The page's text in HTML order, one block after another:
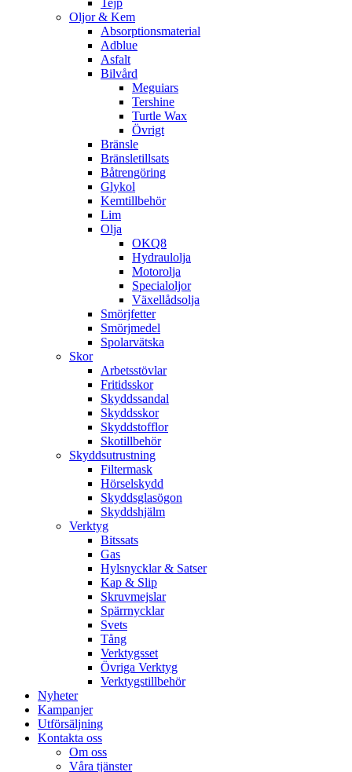
Tejp
Oljor & Kem
Absorptionsmaterial
Adblue
Asfalt
Bilvård
Meguiars
Tershine
Turtle Wax
Övrigt
Bränsle
Bränsletillsats
Båtrengöring
Glykol
Kemtillbehör
Lim
Olja
OKQ8
Hydraulolja
Motorolja
Specialoljor
Växellådsolja
Smörjfetter
Smörjmedel
Spolarvätska
Skor
Arbetsstövlar
Fritidsskor
Skyddssandal
Skyddsskor
Skyddstofflor
Skotillbehör
Skyddsutrustning
Filtermask
Hörselskydd
Skyddsglasögon
Skyddshjälm
Verktyg
Bitssats
Gas
Hylsnycklar & Satser
Kap & Slip
Skruvmejslar
Spärrnycklar
Svets
Tång
Verktygsset
Övriga Verktyg
Verktygstillbehör
Nyheter
Kampanjer
Utförsäljning
Kontakta oss
Om oss
Våra tjänster